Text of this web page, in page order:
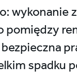
wykonanie
pomiędzy
spadku